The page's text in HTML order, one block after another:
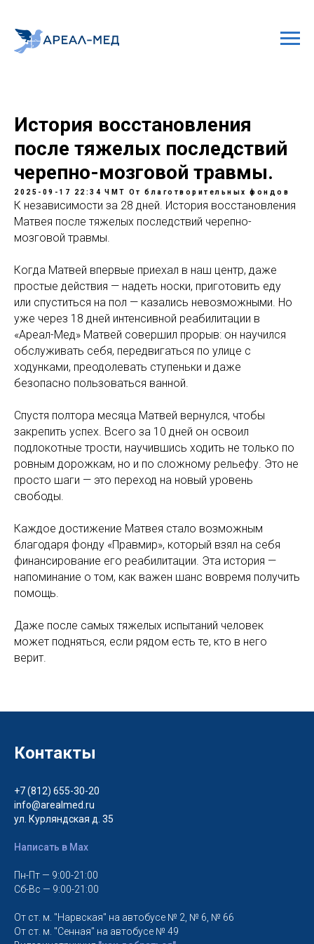
История восстановления
после тяжелых последствий
черепно-мозговой травмы.
2025-09-17 22:34 ЧМТ От благотворительных фондов
К независимости за 28 дней. История восстановления
Матвея после тяжелых последствий черепно-
мозговой травмы.
Когда Матвей впервые приехал в наш центр, даже
простые действия — надеть носки, приготовить еду
или спуститься на пол — казались невозможными. Но
уже через 18 дней интенсивной реабилитации в
«Ареал-Мед» Матвей совершил прорыв: он научился
обслуживать себя, передвигаться по улице с
ходунками, преодолевать ступеньки и даже
безопасно пользоваться ванной.
Спустя полтора месяца Матвей вернулся, чтобы
закрепить успех. Всего за 10 дней он освоил
подлокотные трости, научившись ходить не только по
ровным дорожкам, но и по сложному рельефу. Это не
просто шаги — это переход на новый уровень
свободы.
Каждое достижение Матвея стало возможным
благодаря фонду «Правмир», который взял на себя
финансирование его реабилитации. Эта история —
напоминание о том, как важен шанс вовремя получить
помощь.
Даже после самых тяжелых испытаний человек
может подняться, если рядом есть те, кто в него
верит.
Контакты
+7 (812) 655-30-20
info@arealmed.ru
ул. Курляндская д. 35
Написать в Max
Пн-Пт — 9:00-21:00
Сб-Вс — 9:00-21:00
От ст. м. "Нарвская" на автобусе № 2, № 6, № 66
От ст. м. "Сенная" на автобусе № 49